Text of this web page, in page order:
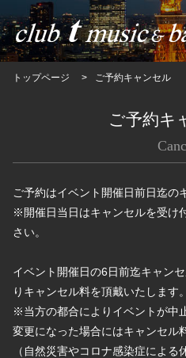
トップページ ご予約キャンセル
ご予約キ
ご予約はイベント開催日前日迄の
※開催日当日はキャンセルを受け
さい。
イベント開催日の6日前迄キャン
りキャンセル料を頂戴いたします。
※当方の都合によりイベントが中
変更になった場合にはキャンセル
（自然災害やコロナ感染症による